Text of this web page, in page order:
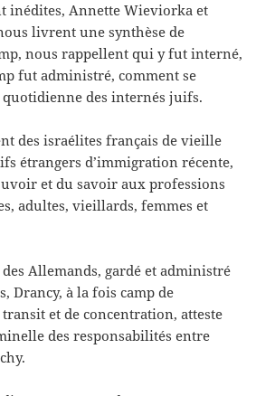
inédites, Annette Wieviorka et
livrent une synthèse de
nous rappellent qui y fut interné,
fut administré, comment se
des internés juifs.
des israélites français de vieille
étrangers d’immigration récente,
et du savoir aux professions
adultes, vieillards, femmes et
Allemands, gardé et administré
Drancy, à la fois camp de
et de concentration, atteste
des responsabilités entre